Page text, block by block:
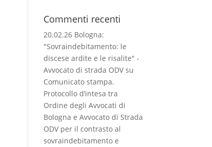
Commenti recenti
20.02.26 Bologna:
"Sovraindebitamento: le
discese ardite e le risalite" -
Avvocato di strada ODV su
Comunicato stampa.
Protocollo d’intesa tra
Ordine degli Avvocati di
Bologna e Avvocato di Strada
ODV per il contrasto al
sovraindebitamento e